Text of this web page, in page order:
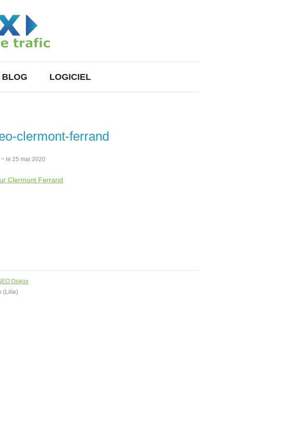
BLOG LOGICIEL
clermont-ferrand
le 25 mai 2020
Oseox
(Lille)